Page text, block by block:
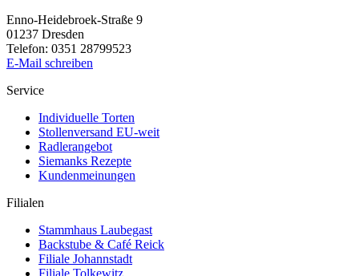
Enno-Heidebroek-Straße 9
01237 Dresden
Telefon: 0351 28799523
E-Mail schreiben
Service
Individuelle Torten
Stollenversand EU-weit
Radlerangebot
Siemanks Rezepte
Kundenmeinungen
Filialen
Stammhaus Laubegast
Backstube & Café Reick
Filiale Johannstadt
Filiale Tolkewitz